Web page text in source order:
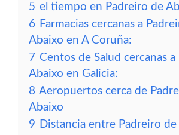
5 el tiempo en Padreiro de
6 Farmacias cercanas a
Abaixo en A Coruña:
7 Centos de Salud cercanas
Abaixo en Galicia:
8 Aeropuertos cerca de
Abaixo
9 Distancia entre Padreiro de